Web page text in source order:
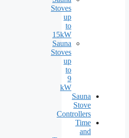
Stoves
up
to
15kW
Sauna
Stoves
up
to
9
kW
Sauna
Stove
Controllers
Time
and